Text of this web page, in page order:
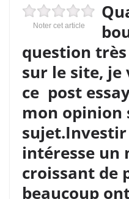
Noter cet article
question
sur le site, je
ce post
mon opinion
intéresse un
croissant de
beaucoup